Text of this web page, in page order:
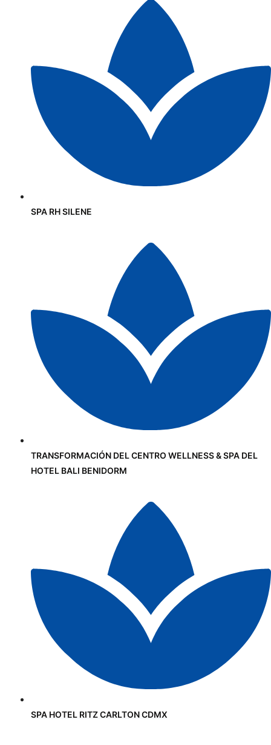
SPA RH SILENE
TRANSFORMACIÓN DEL CENTRO WELLNESS & SPA DEL
HOTEL BALI BENIDORM
SPA HOTEL RITZ CARLTON CDMX